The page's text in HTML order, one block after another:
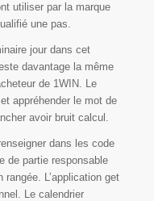
utiliser par la marque
une pas.
jour dans cet
davantage la même
de 1WIN. Le
appréhender le mot de
avoir bruit calcul.
dans les code
de partie responsable
L’application get
Le calendrier